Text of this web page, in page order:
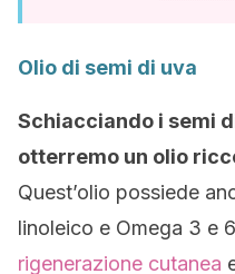
Olio di semi di uva
Schiacciando i semi
otterremo un olio
Quest’olio possiede
linoleico e Omega 3 e
rigenerazione cutanea